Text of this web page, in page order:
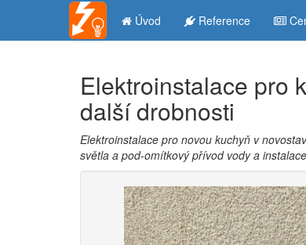
Úvod Reference
Elektroinstalace pro
další drobnosti
Elektroinstalace pro novou kuchyň v
světla a pod-omítkový přívod vody a